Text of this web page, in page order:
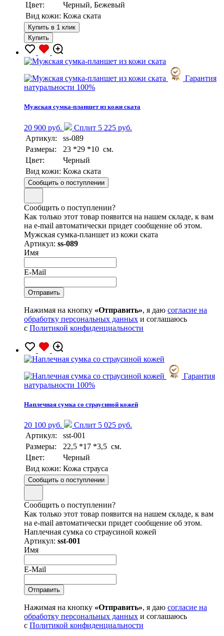
Цвет:
Черный, Бежевый
Вид кожи: Кожа ската
Купить в 1 клик
Купить
Гарантия
натуральности 100%
Мужская сумка-планшет из кожи ската
20 900 руб.
Сплит 5 225 руб.
Артикул:
ss-089
Размеры:
23 *29 *10 см.
Цвет:
Черный
Вид кожи: Кожа ската
Сообщить о поступлении
Сообщить о поступлении?
Как только этот товар появится на нашем складе, к вам
на e-mail автоматически придет сообщение об этом.
Мужская сумка-планшет из кожи ската
Артикул: ss-089
Имя
E-Mail
Нажимая на кнопку «Отправить», я даю согласие на
обработку персональных данных и соглашаюсь
с Политикой конфиденциальности
Гарантия
натуральности 100%
Наплечная сумка со страусиной кожей
20 100 руб.
Сплит 5 025 руб.
Артикул:
sst-001
Размеры:
22,5 *17 *3,5 см.
Цвет:
Черный
Вид кожи: Кожа страуса
Сообщить о поступлении
Сообщить о поступлении?
Как только этот товар появится на нашем складе, к вам
на e-mail автоматически придет сообщение об этом.
Наплечная сумка со страусиной кожей
Артикул: sst-001
Имя
E-Mail
Нажимая на кнопку «Отправить», я даю согласие на
обработку персональных данных и соглашаюсь
с Политикой конфиденциальности